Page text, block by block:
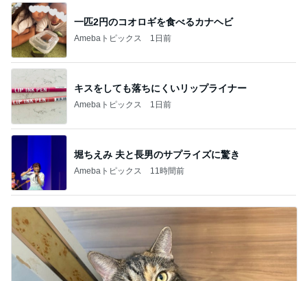
一匹2円のコオロギを食べるカナヘビ
Amebaトピックス 1日前
キスをしても落ちにくいリップライナー
Amebaトピックス 1日前
堀ちえみ 夫と長男のサプライズに驚き
Amebaトピックス 11時間前